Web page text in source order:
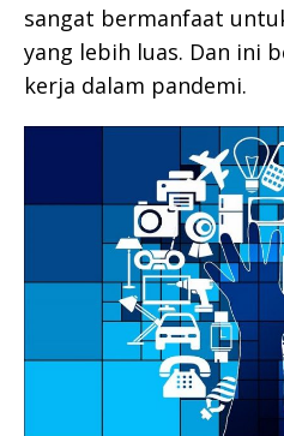
sangat bermanfaat
yang lebih luas. Dan ini
kerja dalam pandemi.